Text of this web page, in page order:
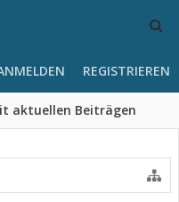
aktuellen Beiträgen
REGISTRIEREN